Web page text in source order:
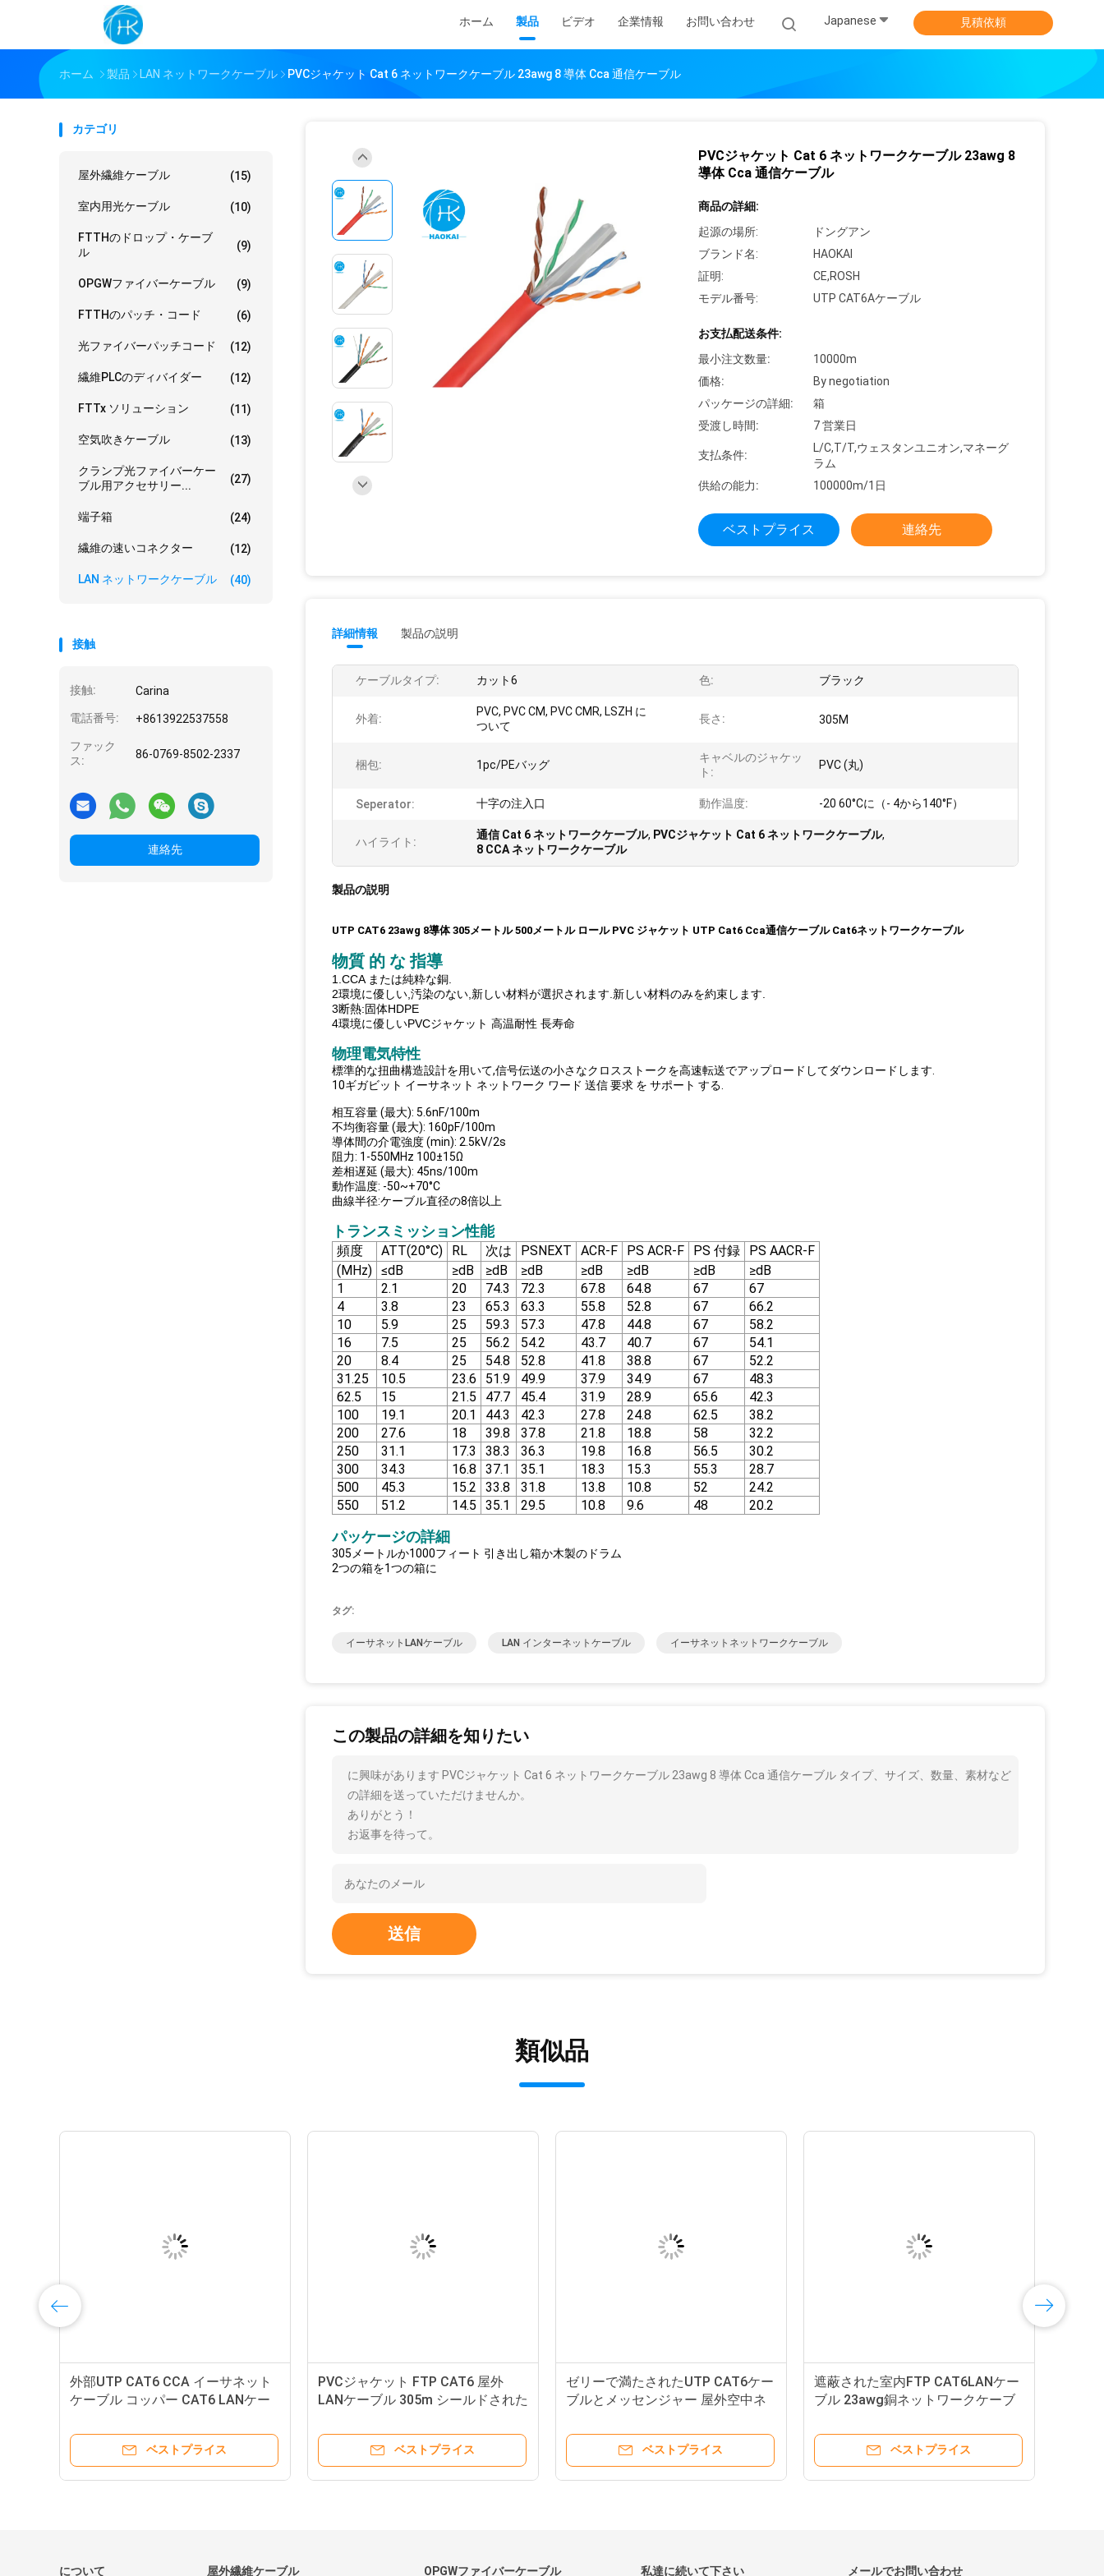
ホーム 製品 ビデオ 企業情報 お問い合わせ Japanese 見積依頼
ホーム 製品 LAN ネットワークケーブル PVCジャケット Cat 6 ネットワークケーブル 23awg 8 導体 Cca 通信ケーブル
カテゴリ
屋外繊維ケーブル (15)
室内用光ケーブル (10)
FTTHのドロップ・ケーブ
ル
(9)
OPGWファイバーケーブル (9)
FTTHのパッチ・コード (6)
光ファイバーパッチコード (12)
繊維PLCのディバイダー (12)
FTTx ソリューション (11)
空気吹きケーブル (13)
クランプ光ファイバーケー
ブル用アクセサリー...
(27)
端子箱 (24)
繊維の速いコネクター (12)
LAN ネットワークケーブル (40)
接触
接触: Carina
電話番号: +8613922537558
ファック
ス:
86-0769-8502-2337
連絡先
PVCジャケット Cat 6 ネットワークケーブル 23awg 8
導体 Cca 通信ケーブル
商品の詳細:
起源の場所:
ドングアン
ブランド名:
HAOKAI
証明:
CE,ROSH
モデル番号:
UTP CAT6Aケーブル
お支払配送条件:
最小注文数量:
10000m
価格:
By negotiation
パッケージの詳細:
箱
受渡し時間:
7 営業日
支払条件:
L/C,T/T,ウェスタンユニオン,マネーグ
ラム
供給の能力:
100000m/1日
ベストプライス 連絡先
詳細情報 製品の説明
ケーブルタイプ: カット6 色: ブラック
外着:
PVC, PVC CM, PVC CMR, LSZH に
ついて
長さ: 305M
梱包: 1pc/PEバッグ
キャベルのジャケッ
ト:
PVC (丸)
Seperator: 十字の注入口 動作温度: -20 60°Cに（- 4から140°F）
ハイライト:
通信 Cat 6 ネットワークケーブル, PVCジャケット Cat 6 ネットワークケーブル,
8 CCA ネットワークケーブル
製品の説明
UTP CAT6 23awg 8導体 305メートル 500メートル ロール PVC ジャケット UTP Cat6 Cca通信ケーブル Cat6ネットワークケーブル
物質 的 な 指導
1.CCA または純粋な銅.
2環境に優しい,汚染のない,新しい材料が選択されます.新しい材料のみを約束します.
3断熱:固体HDPE
4環境に優しいPVCジャケット 高温耐性 長寿命
物理電気特性
標準的な扭曲構造設計を用いて,信号伝送の小さなクロスストークを高速転送でアップロードしてダウンロードします.
10ギガビット イーサネット ネットワーク ワード 送信 要求 を サポート する.
相互容量 (最大): 5.6nF/100m
不均衡容量 (最大): 160pF/100m
導体間の介電強度 (min): 2.5kV/2s
阻力: 1-550MHz 100±15Ω
差相遅延 (最大): 45ns/100m
動作温度: -50~+70°C
曲線半径:ケーブル直径の8倍以上
トランスミッション性能
頻度 ATT(20°C) RL 次は PSNEXT ACR-F PS ACR-F PS 付録
PS AACR-F
(MHz) ≤dB ≥dB ≥dB ≥dB ≥dB ≥dB ≥dB
≥dB
1
2.1 20 74.3 72.3 67.8 64.8 67
67
4
3.8 23 65.3 63.3 55.8 52.8 67
66.2
10
5.9 25 59.3 57.3 47.8 44.8 67
58.2
16
7.5 25 56.2 54.2 43.7 40.7 67
54.1
20
8.4 25 54.8 52.8 41.8 38.8 67
52.2
31.25
10.5 23.6 51.9 49.9 37.9 34.9 67
48.3
62.5
15 21.5 47.7 45.4 31.9 28.9 65.6
42.3
100
19.1 20.1 44.3 42.3 27.8 24.8 62.5
38.2
200
27.6 18 39.8 37.8 21.8 18.8 58
32.2
250
31.1 17.3 38.3 36.3 19.8 16.8 56.5
30.2
300
34.3 16.8 37.1 35.1 18.3 15.3 55.3
28.7
500
45.3 15.2 33.8 31.8 13.8 10.8 52
24.2
550
51.2 14.5 35.1 29.5 10.8 9.6 48 20.2
パッケージの詳細
305メートルか1000フィート 引き出し箱か木製のドラム
2つの箱を1つの箱に
タグ:
イーサネットLANケーブル LAN インターネットケーブル イーサネットネットワークケーブル
この製品の詳細を知りたい
に興味があります PVCジャケット Cat 6 ネットワークケーブル 23awg 8 導体 Cca 通信ケーブル タイプ、サイズ、数量、素材など
の詳細を送っていただけませんか。
ありがとう！
お返事を待って。
送信
類似品
外部UTP CAT6 CCA イーサネット
ケーブル コッパー CAT6 LANケー
ベストプライス
PVCジャケット FTP CAT6 屋外
LANケーブル 305m シールドされた
ベストプライス
ゼリーで満たされたUTP CAT6ケー
ブルとメッセンジャー 屋外空中ネ
ベストプライス
遮蔽された室内FTP CAT6LANケー
ブル 23awg銅ネットワークケーブ
ベストプライス
について 屋外繊維ケーブル OPGWファイバーケーブル 私達に続いて下さい メールでお問い合わせ